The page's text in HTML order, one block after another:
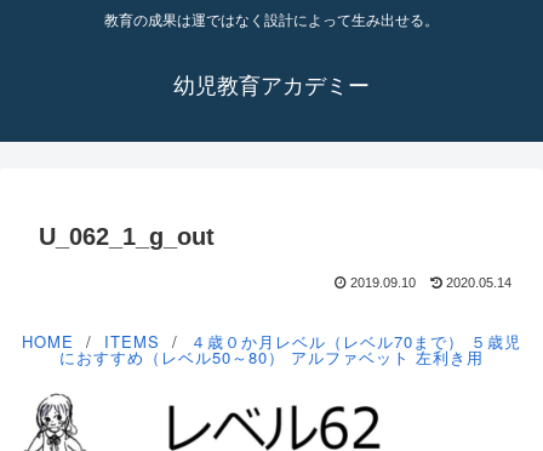
教育の成果は運ではなく設計によって生み出せる。
幼児教育アカデミー
U_062_1_g_out
2019.09.10 2020.05.14
HOME ITEMS ４歳０か月レベル（レベル70まで） ５歳児
におすすめ（レベル50～80） アルファベット 左利き用